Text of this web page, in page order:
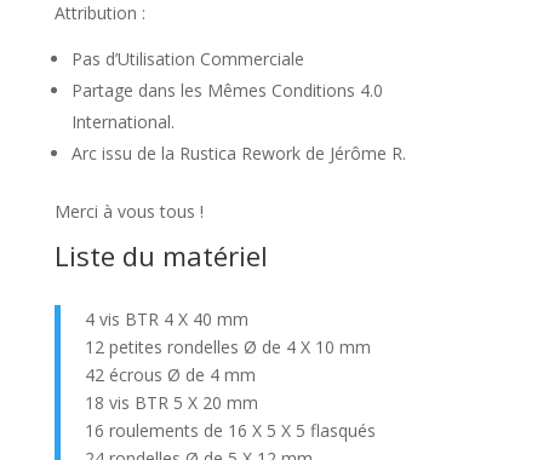
Attribution :
Pas d’Utilisation Commerciale
Partage dans les Mêmes Conditions 4.0
International.
Arc issu de la Rustica Rework de Jérôme R.
Merci à vous tous !
Liste du matériel
4 vis BTR 4 X 40 mm
12 petites rondelles Ø de 4 X 10 mm
42 écrous Ø de 4 mm
18 vis BTR 5 X 20 mm
16 roulements de 16 X 5 X 5 flasqués